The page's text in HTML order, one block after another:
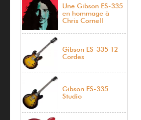
Une Gibson ES-335
en hommage à
Chris Cornell
Gibson ES-335 12
Cordes
Gibson ES-335
Studio